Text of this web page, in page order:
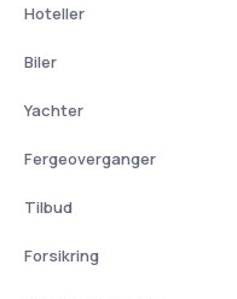
Hoteller
Biler
Yachter
Fergeoverganger
Tilbud
Forsikring